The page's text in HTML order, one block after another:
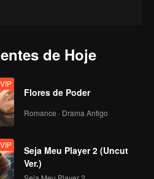
de Hoje
VIP
Flores de Poder
Romance · Drama Antigo
VIP
Seja Meu Player 2 (Uncut
Ver.)